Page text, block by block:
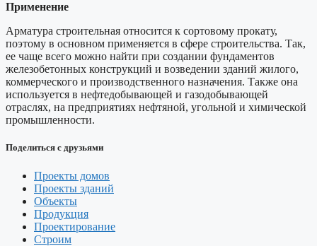
Применение
Арматура строительная относится к сортовому прокату,
поэтому в основном применяется в сфере строительства. Так,
ее чаще всего можно найти при создании фундаментов
железобетонных конструкций и возведении зданий жилого,
коммерческого и производственного назначения. Также она
используется в нефтедобывающей и газодобывающей
отраслях, на предприятиях нефтяной, угольной и химической
промышленности.
Поделиться с друзьями
Проекты домов
Проекты зданий
Объекты
Продукция
Проектирование
Строим